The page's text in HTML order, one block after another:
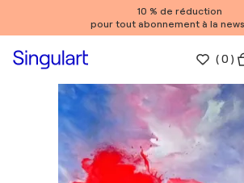
10 % de réduction
pour tout abonnement à la
(0 )